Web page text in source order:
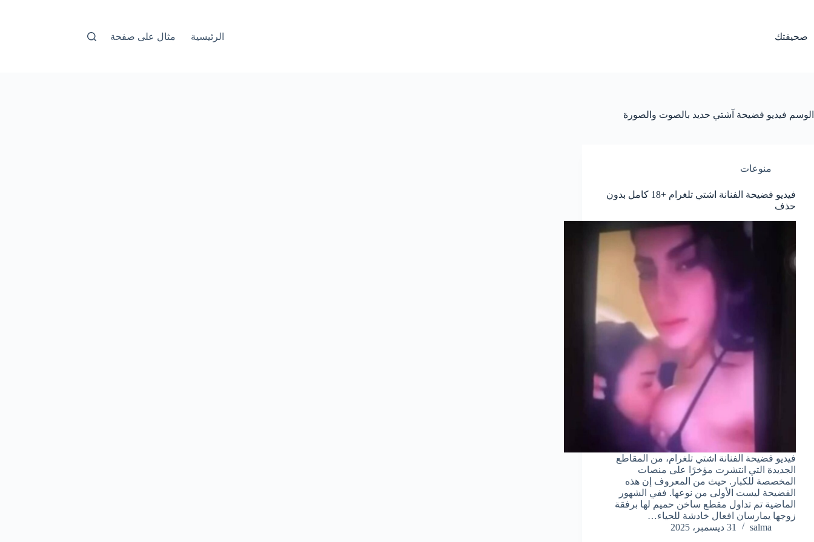
صحيفتك الرئيسية مثال على صفحة
الوسم فيديو فضيحة آشتي حديد بالصوت والصورة
منوعات
فيديو فضيحة الفنانة اشتي تلغرام +18 كامل بدون
حذف
فيديو فضيحة الفنانة اشتي تلغرام، من المقاطع
الجديدة التي انتشرت مؤخرًا على منصات
المخصصة للكبار. حيث من المعروف إن هذه
الفضيحة ليست الأولى من نوعها. ففي الشهور
الماضية تم تداول مقطع ساخن حميم لها برفقة
زوجها يمارسان افعال خادشة للحياء…
salma
31 ديسمبر، 2025